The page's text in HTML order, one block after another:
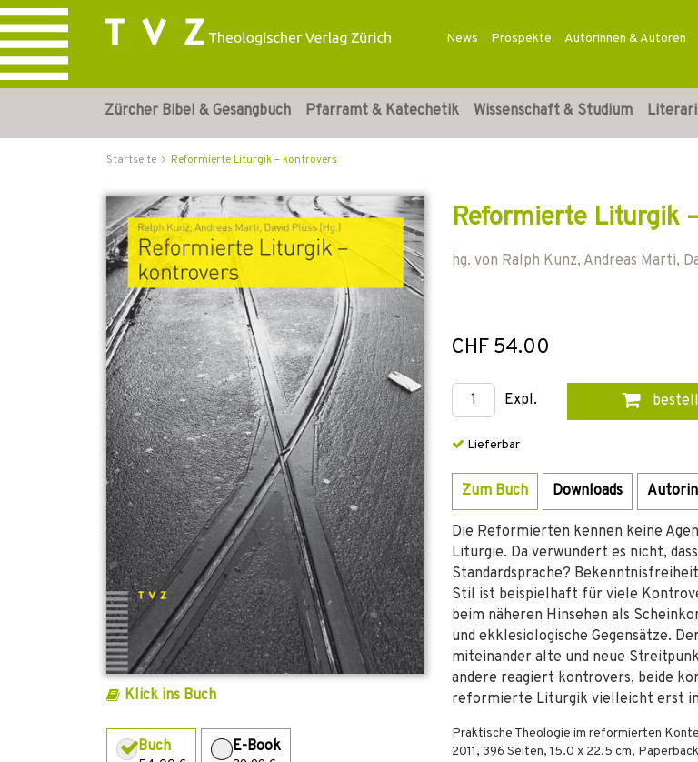
News Prospekte Autorinnen & Autoren
Zürcher Bibel & Gesangbuch Pfarramt & Katechetik Wissenschaft & Studium
Startseite Reformierte Liturgik – kontrovers
Klick ins Buch
Buch E-Book
Reformierte Liturgik
hg. von Ralph Kunz, Andreas Marti,
CHF 54.00
Expl.
Lieferbar
Zum Buch Downloads
Die Reformierten kennen keine
Liturgie. Da verwundert es nicht,
Standardsprache?
Stil ist beispielhaft für viele
beim näheren Hinsehen als
und ekklesiologische Gegensätze.
miteinander alte und neue
andere reagiert kontrovers, beide
reformierte Liturgik vielleicht erst in
Praktische Theologie im reformierten
2011, 396 Seiten, 15.0 x 22.5 cm, Paperback